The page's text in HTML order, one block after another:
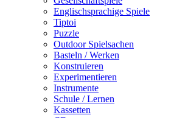
Englischsprachige Spiele
Tiptoi
Puzzle
Outdoor Spielsachen
Basteln / Werken
Konstruieren
Experimentieren
Instrumente
Schule / Lernen
Kassetten